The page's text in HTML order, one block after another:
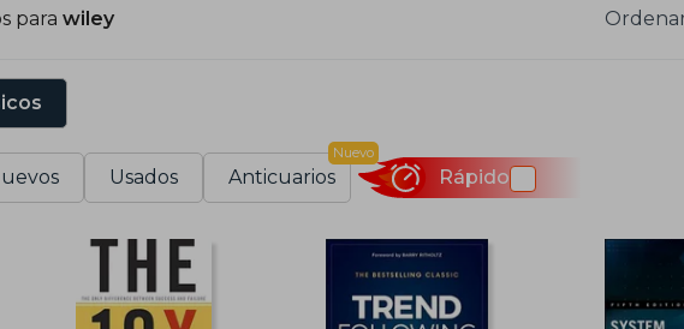
para wiley
Usados Anticuarios
Nuevo
Rápido